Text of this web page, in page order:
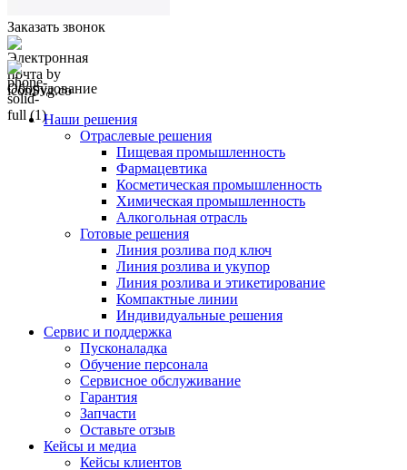
Заказать звонок
Оборудование
Наши решения
Отраслевые решения
Пищевая промышленность
Фармацевтика
Косметическая промышленность
Химическая промышленность
Алкогольная отрасль
Готовые решения
Линия розлива под ключ
Линия розлива и укупор
Линия розлива и этикетирование
Компактные линии
Индивидуальные решения
Сервис и поддержка
Пусконаладка
Обучение персонала
Сервисное обслуживание
Гарантия
Запчасти
Оставьте отзыв
Кейсы и медиа
Кейсы клиентов